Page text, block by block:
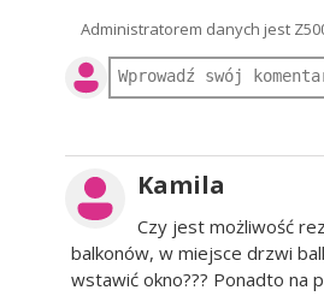
Administratorem danych jest
Kamila
Czy jest możliwość
balkonów, w miejsce drzwi
wstawić okno??? Ponadto na